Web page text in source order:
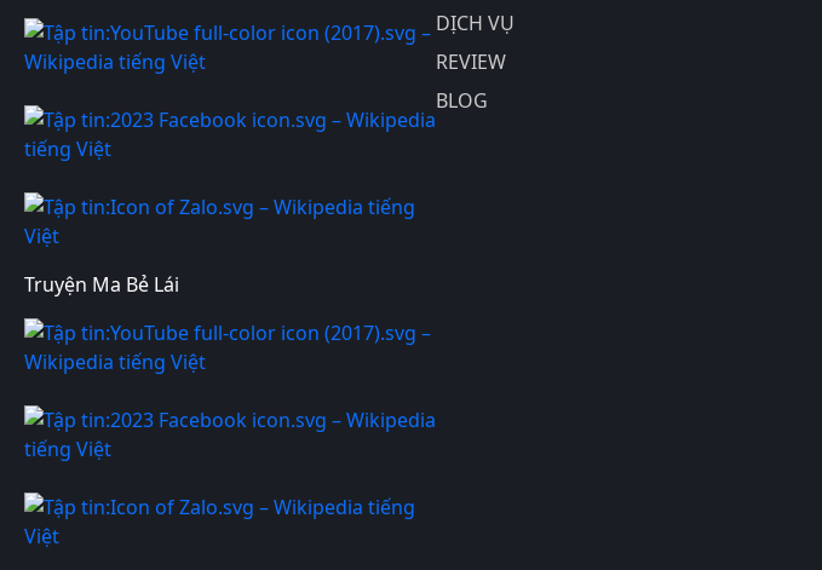
Truyện Ma Bẻ Lái
DỊCH VỤ
REVIEW
BLOG